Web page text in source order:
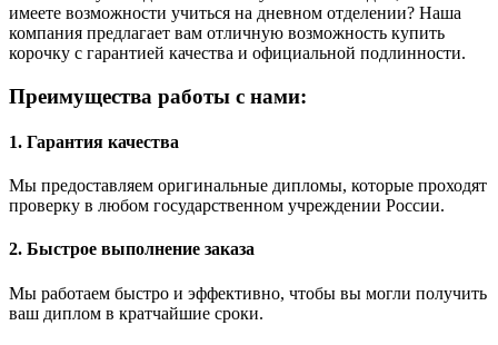
имеете возможности учиться на дневном отделении? Наша
компания предлагает вам отличную возможность купить
корочку с гарантией качества и официальной подлинности.
Преимущества работы с нами:
1. Гарантия качества
Мы предоставляем оригинальные дипломы, которые проходят
проверку в любом государственном учреждении России.
2. Быстрое выполнение заказа
Мы работаем быстро и эффективно, чтобы вы могли получить
ваш диплом в кратчайшие сроки.